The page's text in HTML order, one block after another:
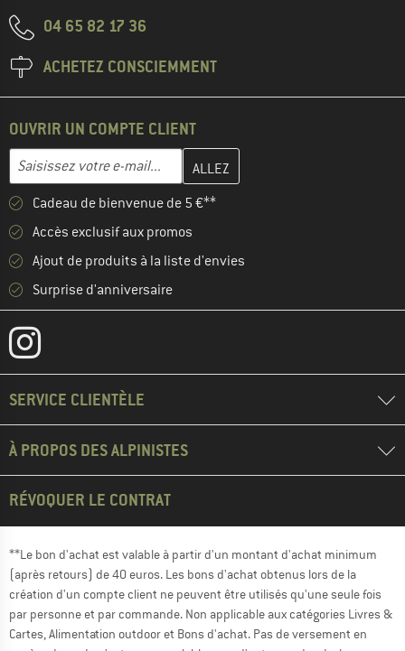
04 65 82 17 36
ACHETEZ CONSCIEMMENT
OUVRIR UN COMPTE CLIENT
Adresse e-mail
Entrez votre adresse e-mail ici et créez votre compte client à la
Cadeau de bienvenue de 5 €**
Accès exclusif aux promos
Ajout de produits à la liste d'envies
Surprise d'anniversaire
SERVICE CLIENTÈLE
À PROPOS DES ALPINISTES
RÉVOQUER LE CONTRAT
**Le bon d'achat est valable à partir d'un montant d'achat minimum
(après retours) de 40 euros. Les bons d'achat obtenus lors de la
création d'un compte client ne peuvent être utilisés qu'une seule fois
par personne et par commande. Non applicable aux catégories Livres &
Cartes, Alimentation outdoor et Bons d'achat. Pas de versement en